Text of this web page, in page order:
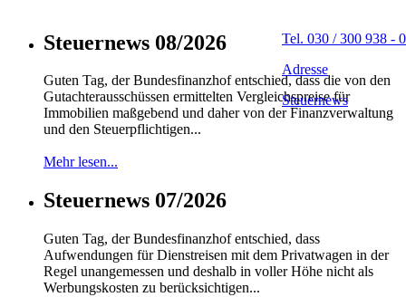
Steuernews 08/2026
Guten Tag, der Bundesfinanzhof entschied, dass die von den
Gutachterausschüssen ermittelten Vergleichspreise für
Immobilien maßgebend und daher von der Finanzverwaltung
und den Steuerpflichtigen...
Mehr lesen...
Steuernews 07/2026
Guten Tag, der Bundesfinanzhof entschied, dass
Aufwendungen für Dienstreisen mit dem Privatwagen in der
Regel unangemessen und deshalb in voller Höhe nicht als
Werbungskosten zu berücksichtigen...
Tel. 030 / 300 938 - 0
Adresse
Steuernews